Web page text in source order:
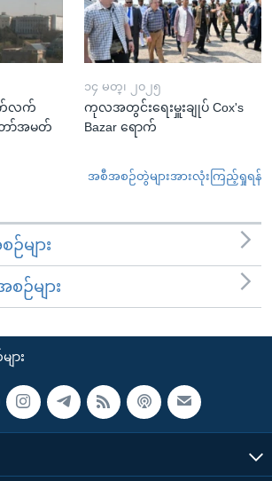
က်လက်
ာ်အမတ်
၁၄ မတ္၊ ၂၀၂၅
ကုလအတွင်းရေးမှူးချုပ် Cox's
Bazar ရောက်
အစီအစဉ်တွဲများအားလုံးကြည့်ရှုရန်
များ
ဉ်များ
ား